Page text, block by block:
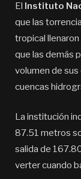
El Instituto
que las
tropical
que las demás
volumen de
cuencas
La institución
87.51 metros
salida de
verter cuando